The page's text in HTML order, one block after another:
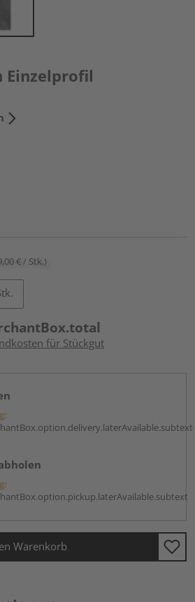
Einzelprofil
€ / Stk.)
für Stückgut
Warenkorb